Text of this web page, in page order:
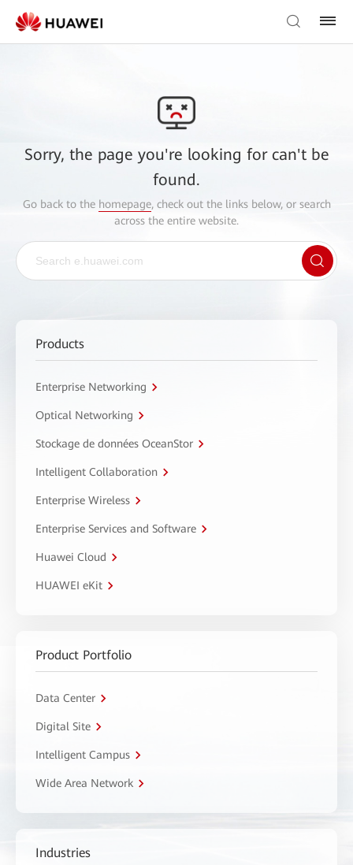
Sorry, the page you're looking for can't be
found.
Go back to the homepage, check out the links below, or search
across the entire website.
Products
Enterprise Networking
Optical Networking
Stockage de données OceanStor
Intelligent Collaboration
Enterprise Wireless
Enterprise Services and Software
Huawei Cloud
HUAWEI eKit
Product Portfolio
Data Center
Digital Site
Intelligent Campus
Wide Area Network
Industries